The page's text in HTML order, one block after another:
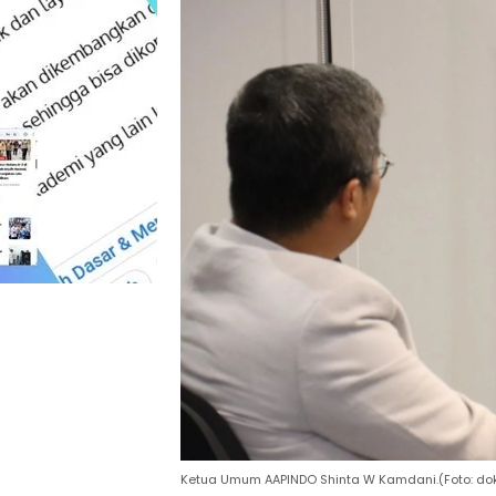
Ketua Umum AAPINDO Shinta W Kamdani.(Foto: